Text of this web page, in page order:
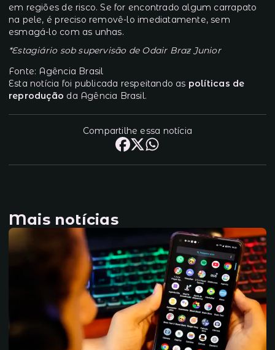
em regiões de risco. Se for encontrado algum carrapato
na pele, é preciso removê-lo imediatamente, sem
esmagá-lo com as unhas.
*Estagiário sob supervisão de Odair Braz Junior
Fonte: Agência Brasil
Esta notícia foi publicada respeitando as políticas de
reprodução da Agência Brasil.
Compartilhe essa notícia
Mais notícias